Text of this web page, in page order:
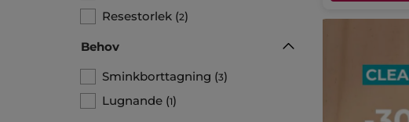
Resestorlek (2)
Behov
Sminkborttagning (3)
Lugnande (1)